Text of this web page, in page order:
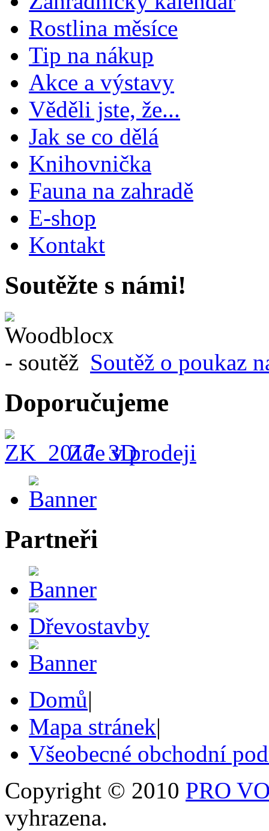
Rostlina měsíce
Tip na nákup
Akce a výstavy
Věděli jste, že...
Jak se co dělá
Knihovnička
Fauna na zahradě
E-shop
Kontakt
Soutěžte s námi!
Soutěž o poukaz
Doporučujeme
Zde v prodeji
Partneři
Domů|
Mapa stránek|
Všeobecné obchodní
Copyright © 2010 PRO
vyhrazena.